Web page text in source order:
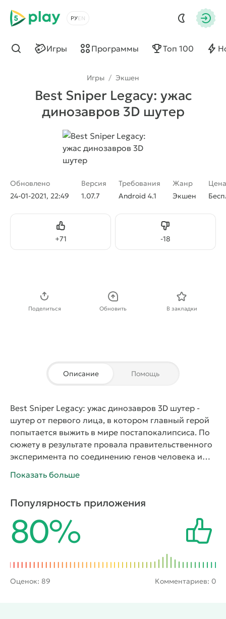
5play
Выбрать язык
Игры Программы Топ 100
Найти
Игры / Экшен
Best Sniper Legacy: ужас
динозавров 3D шутер
Обновлено
24-01-2021, 22:49
Версия
1.07.7
Требования
Android 4.1
Жанр
Экшен
Цена
+71
Нравится -18
Не нравится
Поделиться Обновить В закладки
Описание Помощь
Best Sniper Legacy: ужас динозавров 3D шутер -
шутер от первого лица, в котором главный герой
попытается выжить в мире постапокалипсиса. По
сюжету в результате провала правительственного
эксперимента по соединению генов человека и
генномодифицированных доисторических
количество людей, превратившихся в зомби. В
такой ситуации протагонист может надеяться
только на себя и свою точную снайперскую
винтовку. В процессе игры ему необходимо будет
устранять опасных тварей, апгрейдить оружие и
приобретать новые, более мощные винтовки.
Показать больше
Популярность приложения
80%
Оценок: 89 Комментариев: 0